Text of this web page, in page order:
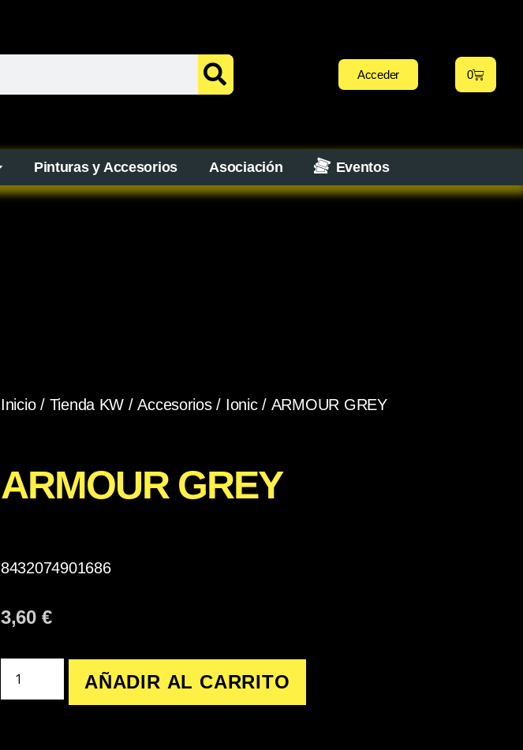
Acceder 0
Pinturas y Accesorios Asociación Eventos
Inicio/ Tienda KW /Accesorios/ Ionic/ ARMOUR GREY
ARMOUR GREY
8432074901686
3,60 €
AÑADIR AL CARRITO